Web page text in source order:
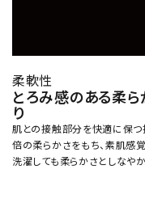
柔軟性
とろみ感のある柔
り
肌との接触部分を快適に保つ
倍の柔らかさをもち、素肌感
洗濯しても柔らかさとしなや